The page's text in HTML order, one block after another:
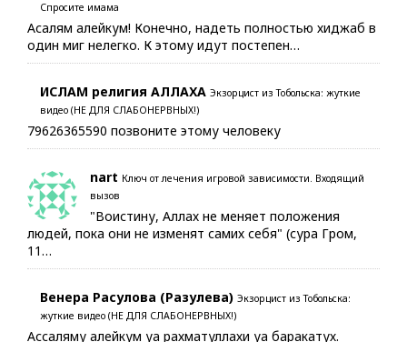
Спросите имама
Асалям алейкум! Конечно, надеть полностью хиджаб в
один миг нелегко. К этому идут постепен…
ИСЛАМ религия АЛЛАХА Экзорцист из Тобольска: жуткие
видео (НЕ ДЛЯ СЛАБОНЕРВНЫХ!)
79626365590 позвоните этому человеку
nart Ключ от лечения игровой зависимости. Входящий
вызов
"Воистину, Аллах не меняет положения
людей, пока они не изменят самих себя" (сура Гром,
11…
Венера Расулова (Разулева) Экзорцист из Тобольска:
жуткие видео (НЕ ДЛЯ СЛАБОНЕРВНЫХ!)
Ассаляму алейкум уа рахматуллахи уа баракатух.